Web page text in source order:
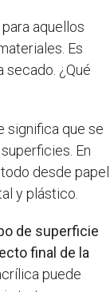
aquellos
Es
secado. ¿Qué
significa que se
En
desde papel
y plástico.
de superficie
final de la
puede